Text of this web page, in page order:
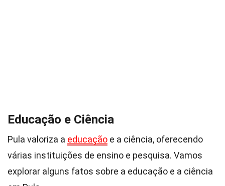
Educação e Ciência
Pula valoriza a educação e a ciência, oferecendo
várias instituições de ensino e pesquisa. Vamos
explorar alguns fatos sobre a educação e a ciência